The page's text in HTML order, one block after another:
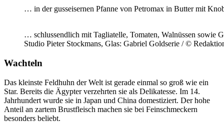
… in der gusseisernen Pfanne von Petromax in Butter mit
… schlussendlich mit Tagliatelle, Tomaten, Walnüssen sowie
Studio Pieter Stockmans, Glas: Gabriel Goldserie / ©
Wachteln
Das kleinste Feldhuhn der Welt ist gerade einmal so groß wie ein
Star. Bereits die Ägypter verzehrten sie als Delikatesse. Im 14.
Jahrhundert wurde sie in Japan und China domestiziert. Der hohe
Anteil an zartem Brustfleisch machen sie bei Feinschmeckern
besonders beliebt.